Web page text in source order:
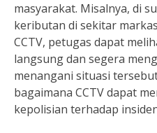
masyarakat. Misalnya, di
keributan di sekitar
CCTV, petugas dapat
langsung dan segera
menangani situasi
bagaimana CCTV dapat
kepolisian terhadap